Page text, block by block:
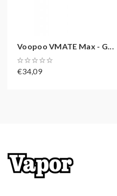
Voopoo VMATE Max - G...
€34,09